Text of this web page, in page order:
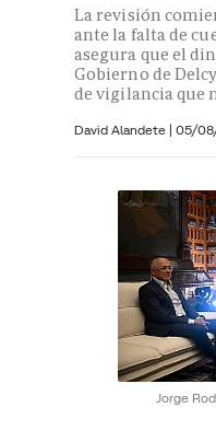
La revisión
ante la falta de
asegura que el
Gobierno de
de vigilancia que
David Alandete | 05/
Jorge